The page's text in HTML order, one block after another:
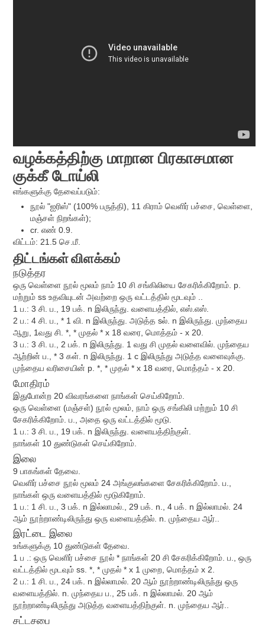
வழக்கத்திற்கு மாறான பிரகாசமான
குக்கீ டோய்லி
எங்களுக்கு தேவைப்படும்:
நூல் "ஐரிஸ்" (100% பருத்தி), 11 கிராம் வெளிர் பச்சை, வெள்ளை,
மஞ்சள் நிறங்கள்);
cr. எண் 0.9.
விட்டம்: 21.5 செ.மீ.
திட்டங்கள்விளக்கம்
நடுத்தர
ஒரு வெள்ளை நூல் மூலம் நாம் 10 சி சங்கிலியை சேகரிக்கிறோம். p.
மற்றும் ss உதவியுடன் அவற்றை ஒரு வட்டத்தில் மூடவும் ..
1 ப.: 3 சி. ப., 19 பக். n இலிருந்து. வளையத்தில், எஸ்.எஸ்.
2 ப.: 4 சி. ப., * 1 வி. n இலிருந்து. அடுத்த sல். n இலிருந்து. முந்தைய
ஆறு, 1வது சி. *, * முதல் * x 18 வரை, மொத்தம் - x 20.
3 ப.: 3 சி. ப., 2 பக். n இலிருந்து. 1 வது சி முதல் வளைவில். முந்தைய
ஆற்றின் ப., * 3 கள். n இலிருந்து. 1 c இலிருந்து அடுத்த வளைவுக்கு.
முந்தைய வரிசையின் p. *, * முதல் * x 18 வரை, மொத்தம் - x 20.
மோதிரம்
இதுபோன்ற 20 விவரங்களை நாங்கள் செய்கிறோம்.
ஒரு வெள்ளை (மஞ்சள்) நூல் மூலம், நாம் ஒரு சங்கிலி மற்றும் 10 சி
சேகரிக்கிறோம். ப., அதை ஒரு வட்டத்தில் மூடு.
1 ப.: 3 சி. ப., 19 பக். n இலிருந்து. வளையத்திற்குள்.
நாங்கள் 10 துண்டுகள் செய்கிறோம்.
இலை
9 பாகங்கள் தேவை.
வெளிர் பச்சை நூல் மூலம் 24 அங்குலங்களை சேகரிக்கிறோம். ப.,
நாங்கள் ஒரு வளையத்தில் மூடுகிறோம்.
1 ப.: 1 சி. ப., 3 பக். n இல்லாமல்., 29 பக். n., 4 பக். n இல்லாமல். 24
ஆம் நூற்றாண்டிலிருந்து ஒரு வளையத்தில். n. முந்தைய ஆர்..
இரட்டை இலை
உங்களுக்கு 10 துண்டுகள் தேவை.
1 ப .: ஒரு வெளிர் பச்சை நூல் * நாங்கள் 20 சி சேகரிக்கிறோம். ப., ஒரு
வட்டத்தில் மூடவும் ss. *, * முதல் * x 1 முறை, மொத்தம் x 2.
2 ப.: 1 சி. ப., 24 பக். n இல்லாமல். 20 ஆம் நூற்றாண்டிலிருந்து ஒரு
வளையத்தில். n. முந்தைய ப., 25 பக். n இல்லாமல். 20 ஆம்
நூற்றாண்டிலிருந்து அடுத்த வளையத்திற்குள். n. முந்தைய ஆர்..
சட்டசபை